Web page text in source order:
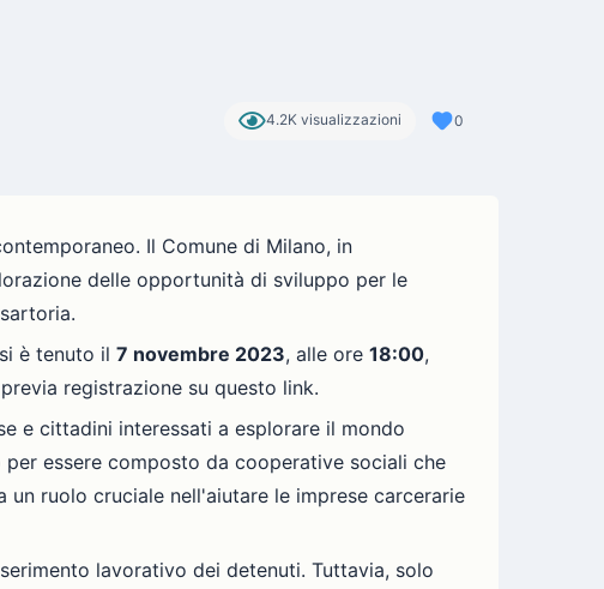
4.2K visualizzazioni 0
Il Comune di Milano, in
delle opportunità di sviluppo per le
è tenuto il 7 novembre 2023, alle ore 18:00,
previa registrazione su questo link.
e cittadini interessati a esplorare il mondo
essere composto da cooperative sociali che
ruolo cruciale nell'aiutare le imprese carcerarie
lavorativo dei detenuti. Tuttavia, solo